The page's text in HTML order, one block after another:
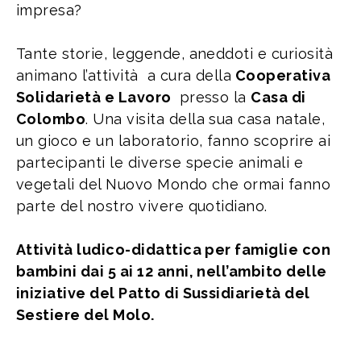
impresa?
Tante storie, leggende, aneddoti e curiosità
animano l’attività a cura della Cooperativa
Solidarietà e Lavoro
presso la Casa di
Colombo. Una visita della sua casa natale,
un gioco e un laboratorio, fanno scoprire ai
partecipanti le diverse specie animali e
vegetali del Nuovo Mondo che ormai fanno
parte del nostro vivere quotidiano.
Attività ludico-didattica per famiglie con
bambini dai 5 ai 12 anni, nell’ambito delle
iniziative del Patto di Sussidiarietà del
Sestiere del Molo.